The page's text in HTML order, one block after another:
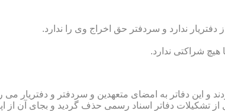
ندارد و سردفتر حق اخراج وی را ندارد.
و این دفاتر به امضای متعهدین و سردفتر و دفتریار می
این شغل از تشکیلات دفاتر اسناد رسمی حذف گردید و بجای